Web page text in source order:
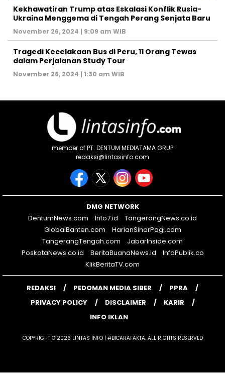
Kekhawatiran Trump atas Eskalasi Konflik Rusia-
Ukraina Menggema di Tengah Perang Senjata Baru
November 26, 2024 | 9:09 am WIB
Tragedi Kecelakaan Bus di Peru, 11 Orang Tewas
dalam Perjalanan Study Tour
November 26, 2024 | 1:30 am WIB
member of PT. DENTUM MEDIATAMA GRUP
redaksi@lintasinfo.com
DMG NETWORK
DentumNews.com
Info7.id
TangerangNews.co.id
GlobalBanten.com
HarianSinarPagi.com
TangerangTengah.com
JabarInside.com
PoskotaNews.co.id
BeritaBuanaNews.id
InfoPublik.co
KlikBeritaTV.com
REDAKSI PEDOMAN MEDIA SIBER
PPRA
PRIVACY POLICY
DISCLAIMER
KARIR
INFO IKLAN
COPYRIGHT © 2026 LINTAS INFO | #BICARAFAKTA. ALL RIGHTS RESERVED